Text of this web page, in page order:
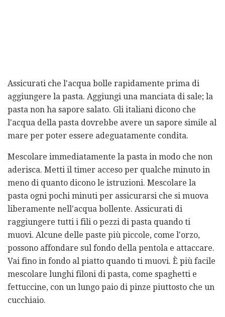
Assicurati che l'acqua bolle rapidamente prima di
aggiungere la pasta. Aggiungi una manciata di sale; la
pasta non ha sapore salato. Gli italiani dicono che
l'acqua della pasta dovrebbe avere un sapore simile al
mare per poter essere adeguatamente condita.
Mescolare immediatamente la pasta in modo che non
aderisca. Metti il ​​timer acceso per qualche minuto in
meno di quanto dicono le istruzioni. Mescolare la
pasta ogni pochi minuti per assicurarsi che si muova
liberamente nell'acqua bollente. Assicurati di
raggiungere tutti i fili o pezzi di pasta quando ti
muovi. Alcune delle paste più piccole, come l'orzo,
possono affondare sul fondo della pentola e attaccare.
Vai fino in fondo al piatto quando ti muovi. È più facile
mescolare lunghi filoni di pasta, come spaghetti e
fettuccine, con un lungo paio di pinze piuttosto che un
cucchiaio.